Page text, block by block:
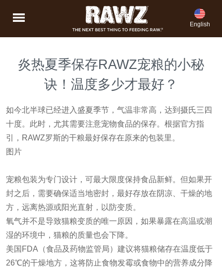
English
炎热夏季保存RAWZ宠粮的小秘
诀！温度多少才最好？
如今北半球已经进入盛夏季节，气温非常高，达到摄氏三四
十度。此时，尤其需要注意宠物食品的保存。根据官方指
引，RAWZ罗斯的干粮最好保存在原来的包装里。
图片
宠粮包装为专门设计，可最大限度保持食品新鲜。但如果开
封之后，需要确保适当地密封，最好存放在阴凉、干燥的地
方，远离热源或阳光直射，以防变质。
氧气并不是导致猫粮变质的唯一原因，如果暴露在高温或潮
湿的环境中，猫粮的质量也会下降。
美国FDA（食品及药物监管局）建议将猫粮储存在温度低于
26℃的干燥地方，这将防止食物发霉或食物中的营养成分降